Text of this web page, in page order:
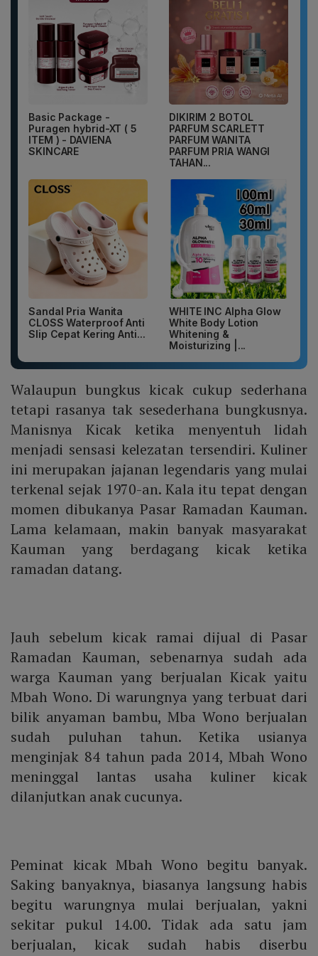
Basic Package -
Puragen hybrid-XT ( 5
ITEM ) - DAVIENA
SKINCARE
DIKIRIM 2 BOTOL
PARFUM SCARLETT
PARFUM WANITA
PARFUM PRIA WANGI
TAHAN...
Sandal Pria Wanita
CLOSS Waterproof Anti
Slip Cepat Kering Anti...
WHITE INC Alpha Glow
White Body Lotion
Whitening &
Moisturizing |...
Walaupun bungkus kicak cukup sederhana
tetapi rasanya tak sesederhana bungkusnya.
Manisnya Kicak ketika menyentuh lidah
menjadi sensasi kelezatan tersendiri. Kuliner
ini merupakan jajanan legendaris yang mulai
terkenal sejak 1970-an. Kala itu tepat dengan
momen dibukanya Pasar Ramadan Kauman.
Lama kelamaan, makin banyak masyarakat
Kauman yang berdagang kicak ketika
ramadan datang.
Jauh sebelum kicak ramai dijual di Pasar
Ramadan Kauman, sebenarnya sudah ada
warga Kauman yang berjualan Kicak yaitu
Mbah Wono. Di warungnya yang terbuat dari
bilik anyaman bambu, Mba Wono berjualan
sudah puluhan tahun. Ketika usianya
menginjak 84 tahun pada 2014, Mbah Wono
meninggal lantas usaha kuliner kicak
dilanjutkan anak cucunya.
Peminat kicak Mbah Wono begitu banyak.
Saking banyaknya, biasanya langsung habis
begitu warungnya mulai berjualan, yakni
sekitar pukul 14.00. Tidak ada satu jam
berjualan, kicak sudah habis diserbu